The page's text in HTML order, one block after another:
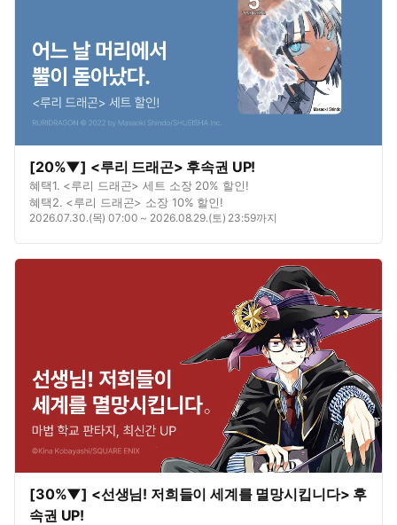
[20%▼] <루리 드래곤> 후속권 UP!
혜택1. <루리 드래곤> 세트 소장 20% 할인!
혜택2. <루리 드래곤> 소장 10% 할인!
2026.07.30.(목) 07:00 ~ 2026.08.29.(토) 23:59까지
[30%▼] <선생님! 저희들이 세계를 멸망시킵니다> 후
속권 UP!